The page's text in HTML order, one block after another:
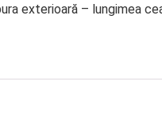
exterioară – lungimea